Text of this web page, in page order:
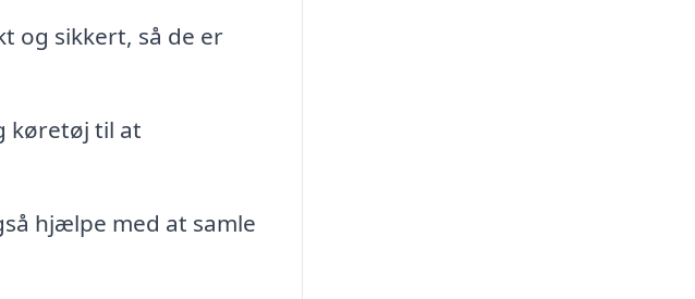
og sikkert, så de er
køretøj til at
hjælpe med at samle